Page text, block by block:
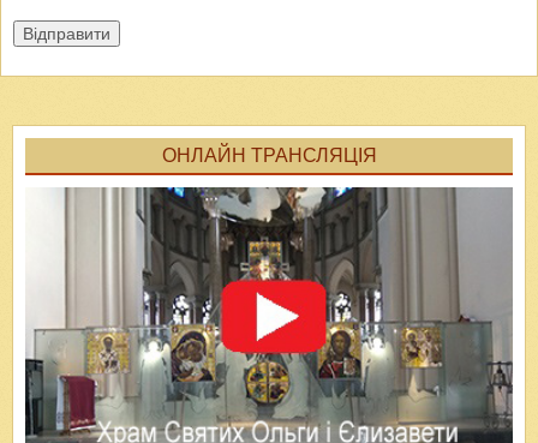
Відправити
ОНЛАЙН ТРАНСЛЯЦІЯ